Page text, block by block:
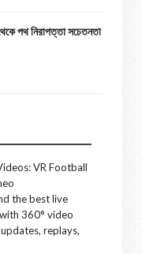
পথ নিরাপত্তা সচেতনতা
VR Football
the best live
360° video
replays,